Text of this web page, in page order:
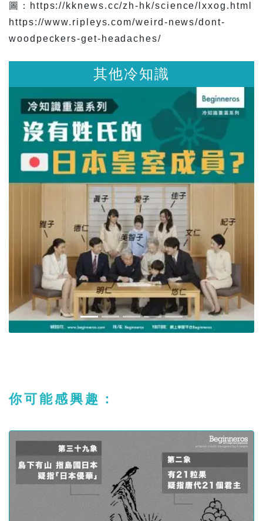
圖：https://kknews.cc/zh-hk/science/lxxog.html
https://www.ripleys.com/weird-news/dont-
woodpeckers-get-headaches/
其他冷知識
你可能感興趣：